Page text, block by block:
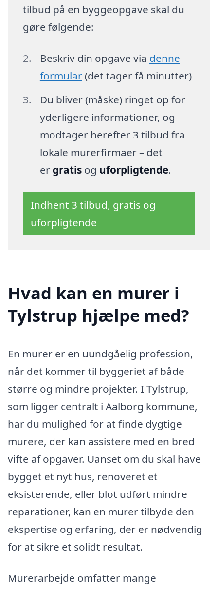
tilbud på en byggeopgave skal du
gøre følgende:
Beskriv din opgave via denne
formular(det tager få minutter)
Du bliver (måske) ringet op for
yderligere informationer, og
modtager herefter 3 tilbud fra
lokale murerfirmaer – det
er gratisog uforpligtende.
Indhent 3 tilbud, gratis og
uforpligtende
Hvad kan en murer i
Tylstrup hjælpe med?
En murer er en uundgåelig profession,
når det kommer til byggeriet af både
større og mindre projekter. I Tylstrup,
som ligger centralt i Aalborg kommune,
har du mulighed for at finde dygtige
murere, der kan assistere med en bred
vifte af opgaver. Uanset om du skal have
bygget et nyt hus, renoveret et
eksisterende, eller blot udført mindre
reparationer, kan en murer tilbyde den
ekspertise og erfaring, der er nødvendig
for at sikre et solidt resultat.
Murerarbejde omfatter mange